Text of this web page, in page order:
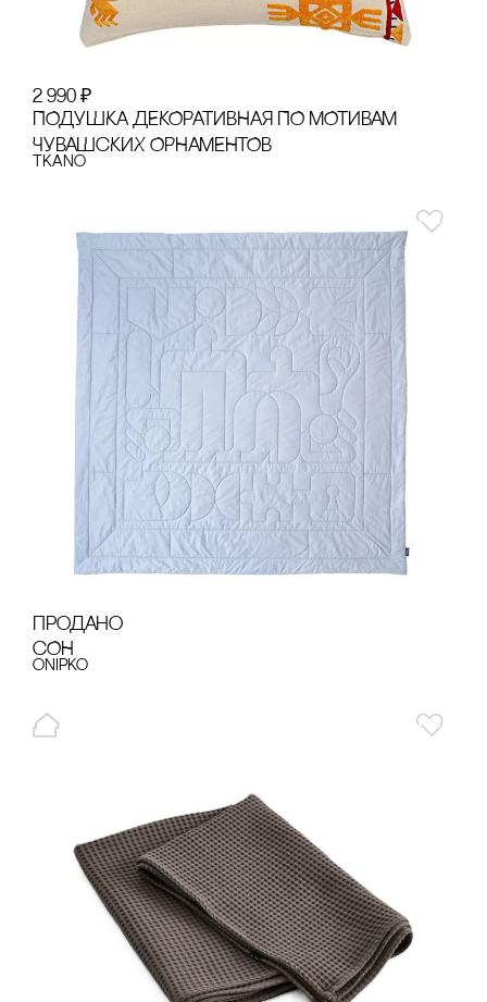
2 990 ₽
ПОДУШКА ДЕКОРАТИВНАЯ ПО МОТИВАМ
ЧУВАШсКИХ ОРНАМЕНТОВ
Tkano
продано
сОН
onipko